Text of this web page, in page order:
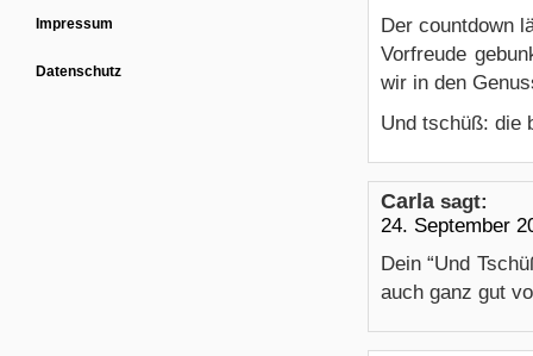
Der countdown
Vorfreude
wir in den
Und tschüß: die
Carla sagt:
24. September
Dein “Und
auch ganz gut
Impressum
Datenschutz